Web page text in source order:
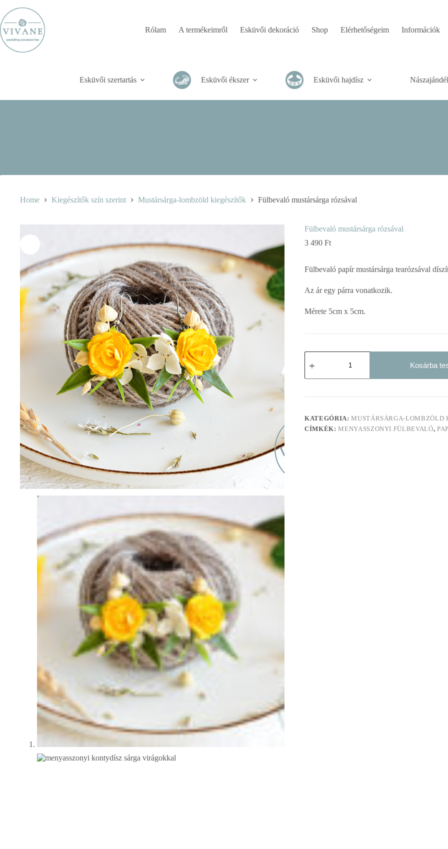
content
Rólam
A termékeimről Esküvői dekoráció Shop Elérhetőségeim Információk
Esküvői szertartás Esküvői ékszer Esküvői hajdísz
Home Kiegészítők szín szerint Mustársárga-lombzöld kiegészítők Fülbevaló mustársárga rózsával
Fülbevaló mustársárga rózsával
3 490Ft
Fülbevaló papír mustársárga tearózsával
Az ár egy párra vonatkozik.
Mérete 5cm x 5cm.
Fülbevaló
mustársárga
mennyiség
Kosárba
KATEGÓRIA:MUSTÁRSÁRGA-LOMBZÖLD
CÍMKÉK:MENYASSZONYI FÜLBEVALÓ,